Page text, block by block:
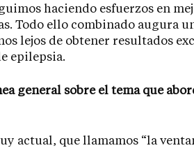
haciendo esfuerzos en
Todo ello combinado augura
lejos de obtener resultados
epilepsia.
general sobre el tema que
actual, que llamamos “la